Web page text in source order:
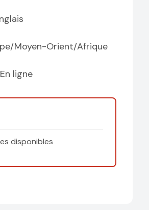
Moyen-Orient/Afrique
En ligne
disponibles